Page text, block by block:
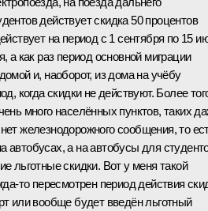
действует скидка 50 процентов
на период с 1 сентября по 15
а как раз период основной миграции
и, наоборот, из дома на учёбу
когда скидки не действуют. Более
много населённых пунктов, таких
железнодорожного сообщения, то
автобусах, а на автобусы для
льготные скидки. Вот у меня такой
пересмотрен период действия
или вообще будет введён льготный